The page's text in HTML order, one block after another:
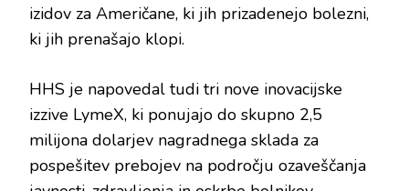
izidov za Američane, ki jih prizadenejo bolezni,
ki jih prenašajo klopi.
HHS je napovedal tudi tri nove inovacijske
izzive LymeX, ki ponujajo do skupno 2,5
milijona dolarjev nagradnega sklada za
pospešitev prebojev na področju ozaveščanja